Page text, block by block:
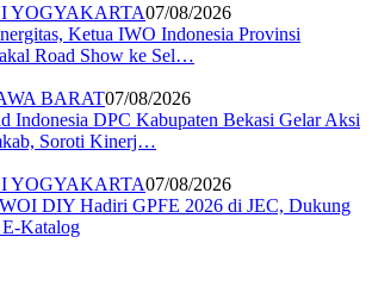
YOGYAKARTA07/08/2026
Ketua IWO Indonesia Provinsi
Road Show ke Sel…
BARAT07/08/2026
Indonesia DPC Kabupaten Bekasi Gelar Aksi
Soroti Kinerj…
YOGYAKARTA07/08/2026
DIY Hadiri GPFE 2026 di JEC, Dukung
E-Katalog